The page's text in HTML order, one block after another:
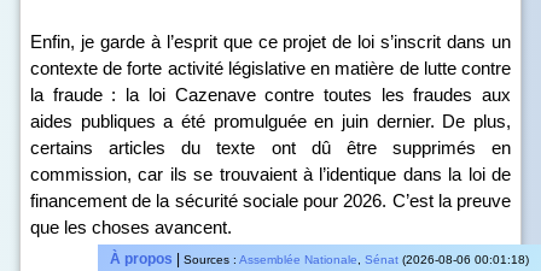
Enfin, je garde à l’esprit que ce projet de loi s’inscrit dans un
contexte de forte activité législative en matière de lutte contre
la fraude : la loi Cazenave contre toutes les fraudes aux
aides publiques a été promulguée en juin dernier. De plus,
certains articles du texte ont dû être supprimés en
commission, car ils se trouvaient à l’identique dans la loi de
financement de la sécurité sociale pour 2026. C’est la preuve
que les choses avancent.
À propos Sources : Assemblée Nationale Sénat (2026-08-06 00:01:18)